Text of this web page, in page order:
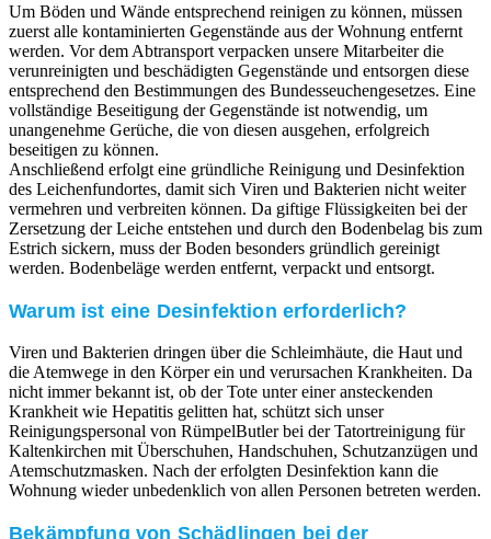
Um Böden und Wände entsprechend reinigen zu können, müssen
zuerst alle kontaminierten Gegenstände aus der Wohnung entfernt
werden. Vor dem Abtransport verpacken unsere Mitarbeiter die
verunreinigten und beschädigten Gegenstände und entsorgen diese
entsprechend den Bestimmungen des Bundesseuchengesetzes. Eine
vollständige Beseitigung der Gegenstände ist notwendig, um
unangenehme Gerüche, die von diesen ausgehen, erfolgreich
beseitigen zu können.
Anschließend erfolgt eine gründliche Reinigung und Desinfektion
des Leichenfundortes, damit sich Viren und Bakterien nicht weiter
vermehren und verbreiten können. Da giftige Flüssigkeiten bei der
Zersetzung der Leiche entstehen und durch den Bodenbelag bis zum
Estrich sickern, muss der Boden besonders gründlich gereinigt
werden. Bodenbeläge werden entfernt, verpackt und entsorgt.
Warum ist eine Desinfektion erforderlich?
Viren und Bakterien dringen über die Schleimhäute, die Haut und
die Atemwege in den Körper ein und verursachen Krankheiten. Da
nicht immer bekannt ist, ob der Tote unter einer ansteckenden
Krankheit wie Hepatitis gelitten hat, schützt sich unser
Reinigungspersonal von RümpelButler bei der Tatortreinigung für
Kaltenkirchen mit Überschuhen, Handschuhen, Schutzanzügen und
Atemschutzmasken. Nach der erfolgten Desinfektion kann die
Wohnung wieder unbedenklich von allen Personen betreten werden.
Bekämpfung von Schädlingen bei der